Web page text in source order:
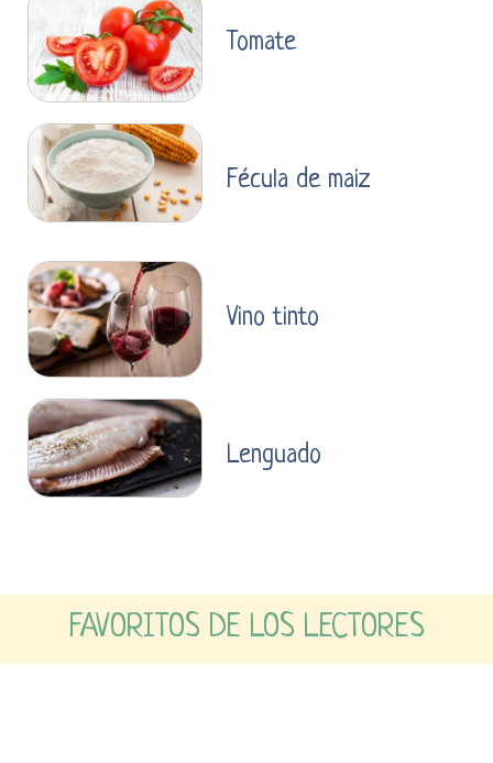
Tomate
Fécula de maiz
Vino tinto
Lenguado
FAVORITOS DE LOS LECTORES